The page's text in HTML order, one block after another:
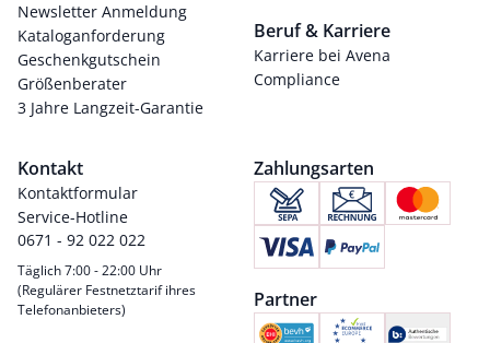
Newsletter Anmeldung
Kataloganforderung
Geschenkgutschein
Größenberater
3 Jahre Langzeit-Garantie
Beruf & Karriere
Karriere bei Avena
Compliance
Kontakt
Kontaktformular
Service-Hotline
0671 - 92 022 022
Täglich 7:00 - 22:00 Uhr
(Regulärer Festnetztarif ihres
Telefonanbieters)
Zahlungsarten
Partner